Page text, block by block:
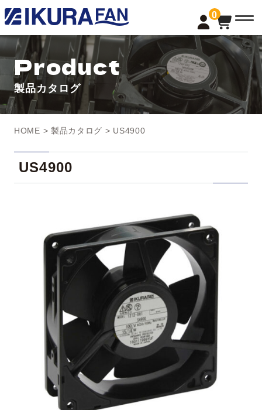
0
t
o
g
l
e
a
v
i
g
a
n
Product
製品カタログ
HOME > 製品カタログ > US4900
US4900